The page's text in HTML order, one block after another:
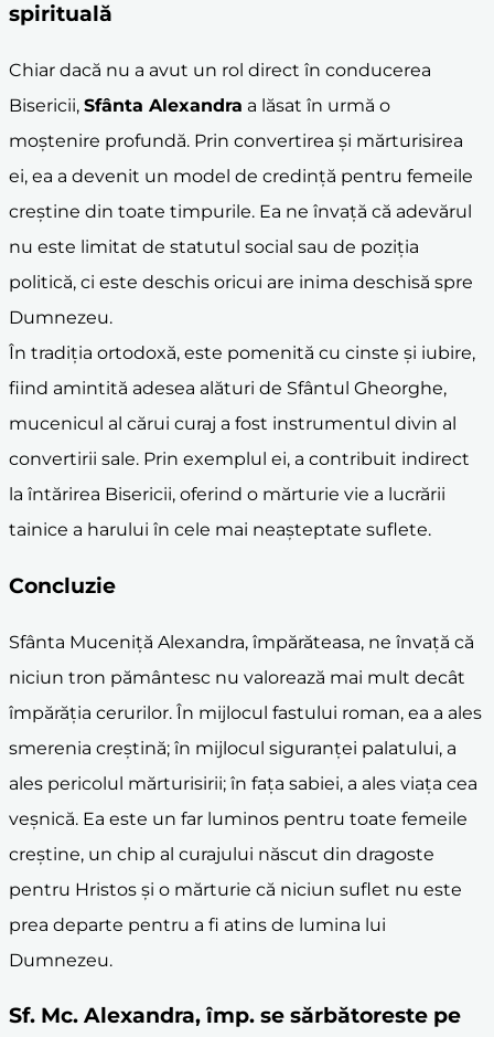
spirituală
Chiar dacă nu a avut un rol direct în conducerea
Bisericii, Sfânta Alexandra a lăsat în urmă o
moștenire profundă. Prin convertirea și mărturisirea
ei, ea a devenit un model de credință pentru femeile
creștine din toate timpurile. Ea ne învață că adevărul
nu este limitat de statutul social sau de poziția
politică, ci este deschis oricui are inima deschisă spre
Dumnezeu.
În tradiția ortodoxă, este pomenită cu cinste și iubire,
fiind amintită adesea alături de Sfântul Gheorghe,
mucenicul al cărui curaj a fost instrumentul divin al
convertirii sale. Prin exemplul ei, a contribuit indirect
la întărirea Bisericii, oferind o mărturie vie a lucrării
tainice a harului în cele mai neașteptate suflete.
Concluzie
Sfânta Muceniță Alexandra, împărăteasa, ne învață că
niciun tron pământesc nu valorează mai mult decât
împărăția cerurilor. În mijlocul fastului roman, ea a ales
smerenia creștină; în mijlocul siguranței palatului, a
ales pericolul mărturisirii; în fața sabiei, a ales viața cea
veșnică. Ea este un far luminos pentru toate femeile
creștine, un chip al curajului născut din dragoste
pentru Hristos și o mărturie că niciun suflet nu este
prea departe pentru a fi atins de lumina lui
Dumnezeu.
Sf. Mc. Alexandra, împ. se sărbătoreste pe